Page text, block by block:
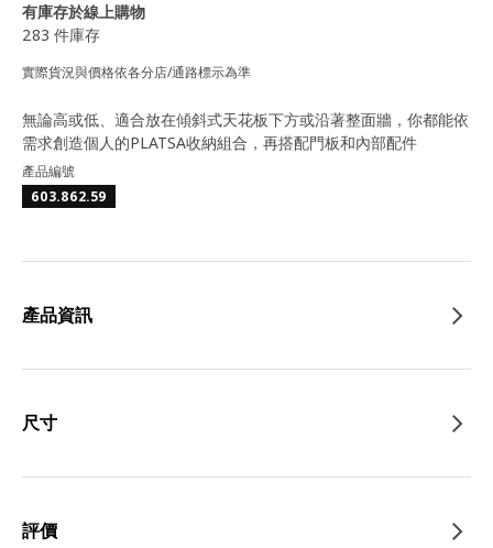
有庫存於線上購物
283 件庫存
實際貨況與價格依各分店/通路標示為準
無論高或低、適合放在傾斜式天花板下方或沿著整面牆，你都能依
需求創造個人的PLATSA收納組合，再搭配門板和內部配件
產品編號
603.862.59
產品資訊
尺寸
評價